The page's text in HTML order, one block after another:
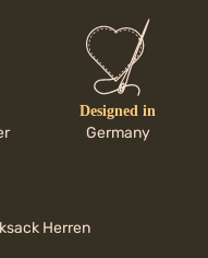
Designed in
Germany
Herren